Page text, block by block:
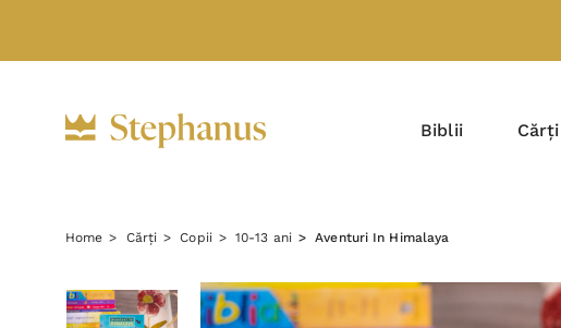
Biblii Cărți
Home Cărți Copii 10-13 ani Aventuri In Himalaya